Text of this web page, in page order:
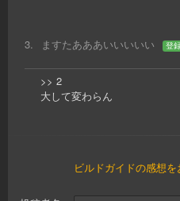
3. ますたあああいいいいい 登
>> 2
大して変わらん
ビルドガイドの感想